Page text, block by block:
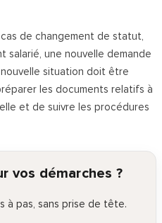
cas de changement de statut,
salarié, une nouvelle demande
situation doit être
les documents relatifs à
et de suivre les procédures
vos démarches ?
à pas, sans prise de tête.